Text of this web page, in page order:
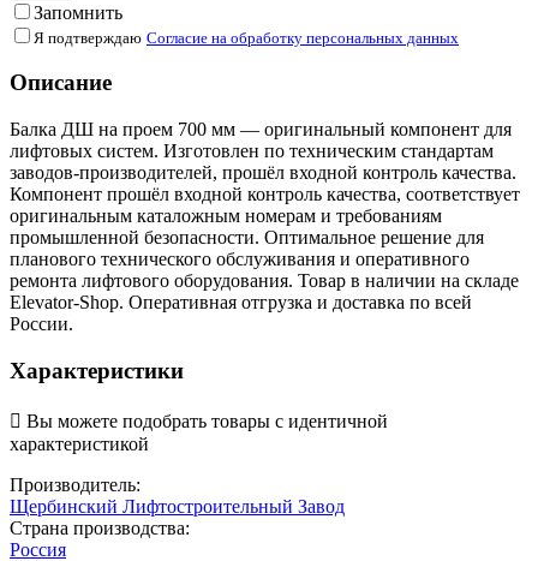
Запомнить
Я подтверждаю Согласие на обработку персональных данных
Описание
Балка ДШ на проем 700 мм — оригинальный компонент для
лифтовых систем. Изготовлен по техническим стандартам
заводов-производителей, прошёл входной контроль качества.
Компонент прошёл входной контроль качества, соответствует
оригинальным каталожным номерам и требованиям
промышленной безопасности. Оптимальное решение для
планового технического обслуживания и оперативного
ремонта лифтового оборудования. Товар в наличии на складе
Elevator-Shop. Оперативная отгрузка и доставка по всей
России.
Характеристики
 Вы можете подобрать товары с идентичной
характеристикой
Производитель:
Щербинский Лифтостроительный Завод
Страна производства:
Россия